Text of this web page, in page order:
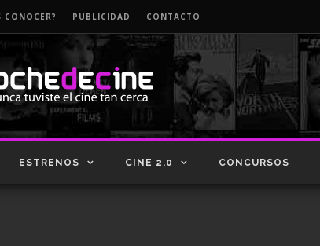
CONOCER? PUBLICIDAD CONTACTO
ESTRENOS CINE 2.0 CONCURSOS